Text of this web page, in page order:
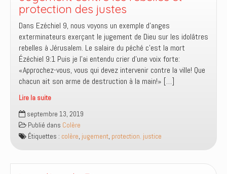
finit
par
s’éteindre
?
protection des justes
Dans Ezéchiel 9, nous voyons un exemple d’anges
exterminateurs exerçant le jugement de Dieu sur les idolâtres
rebelles à Jérusalem. Le salaire du péché c’est la mort
Ézéchiel 9:1 Puis je l’ai entendu crier d’une voix forte:
«Approchez-vous, vous qui devez intervenir contre la ville! Que
chacun ait son arme de destruction à la main!» […]
Lire la suite
Jugement
contre
les
rebelles
protection
septembre 13, 2019
Publié dans Colère
Étiquettes : colère, jugement, protection. justice